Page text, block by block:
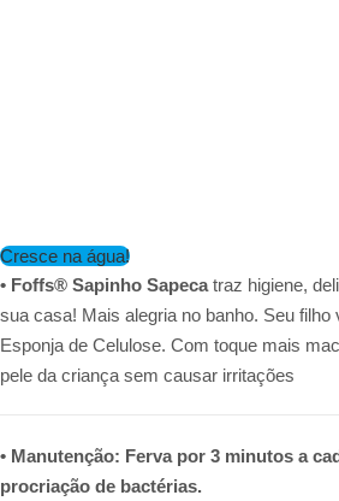
Cresce na água!
• Foffs® Sapinho Sapecatraz higiene,
sua casa! Mais alegria no banho. Seu filho
Esponja de Celulose. Com toque mais
pele da criança sem causar irritações
• Manutenção: Ferva por 3 minutos a
procriação de bactérias.